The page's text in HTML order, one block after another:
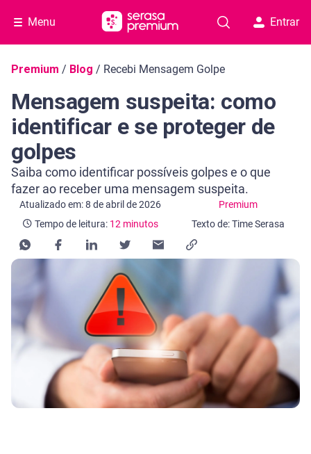
Menu Entrar
Navegação do blog
Premium / Blog / Recebi Mensagem Golpe
Mensagem suspeita: como
identificar e se proteger de
golpes
Saiba como identificar possíveis golpes e o que
fazer ao receber uma mensagem suspeita.
Atualizado em: 8 de abril de 2026 Premium
Categoria Premium
Tempo de leitura: 12 minutos
Tempo de leitura: 12 minutos
Texto de: Time Serasa